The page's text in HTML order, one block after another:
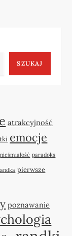
SZUKAJ
atrakcyjność
emocje
nieśmiałość paradoks
pierwsze
poznawanie